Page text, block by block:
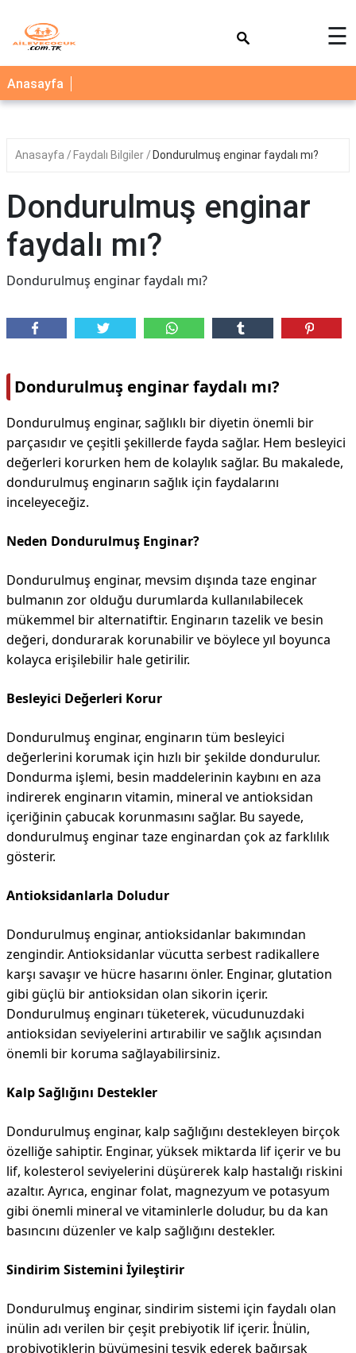
AİLE
ÇOCUK
SAĞLIK
BLOG
FAYDALI
TARİFLERİ
☰
Anasayfa
Anasayfa Faydalı Bilgiler Dondurulmuş enginar faydalı mı?
Dondurulmuş enginar
faydalı mı?
Dondurulmuş enginar faydalı mı?
Dondurulmuş enginar faydalı mı?
Dondurulmuş enginar, sağlıklı bir diyetin önemli bir
parçasıdır ve çeşitli şekillerde fayda sağlar. Hem besleyici
değerleri korurken hem de kolaylık sağlar. Bu makalede,
dondurulmuş enginarın sağlık için faydalarını
inceleyeceğiz.
Neden Dondurulmuş Enginar?
Dondurulmuş enginar, mevsim dışında taze enginar
bulmanın zor olduğu durumlarda kullanılabilecek
mükemmel bir alternatiftir. Enginarın tazelik ve besin
değeri, dondurarak korunabilir ve böylece yıl boyunca
kolayca erişilebilir hale getirilir.
Besleyici Değerleri Korur
Dondurulmuş enginar, enginarın tüm besleyici
değerlerini korumak için hızlı bir şekilde dondurulur.
Dondurma işlemi, besin maddelerinin kaybını en aza
indirerek enginarın vitamin, mineral ve antioksidan
içeriğinin çabucak korunmasını sağlar. Bu sayede,
dondurulmuş enginar taze enginardan çok az farklılık
gösterir.
Antioksidanlarla Doludur
Dondurulmuş enginar, antioksidanlar bakımından
zengindir. Antioksidanlar vücutta serbest radikallere
karşı savaşır ve hücre hasarını önler. Enginar, glutation
gibi güçlü bir antioksidan olan sikorin içerir.
Dondurulmuş enginarı tüketerek, vücudunuzdaki
antioksidan seviyelerini artırabilir ve sağlık açısından
önemli bir koruma sağlayabilirsiniz.
Kalp Sağlığını Destekler
Dondurulmuş enginar, kalp sağlığını destekleyen birçok
özelliğe sahiptir. Enginar, yüksek miktarda lif içerir ve bu
lif, kolesterol seviyelerini düşürerek kalp hastalığı riskini
azaltır. Ayrıca, enginar folat, magnezyum ve potasyum
gibi önemli mineral ve vitaminlerle doludur, bu da kan
basıncını düzenler ve kalp sağlığını destekler.
Sindirim Sistemini İyileştirir
Dondurulmuş enginar, sindirim sistemi için faydalı olan
inülin adı verilen bir çeşit prebiyotik lif içerir. İnülin,
probiyotiklerin büyümesini teşvik ederek bağırsak